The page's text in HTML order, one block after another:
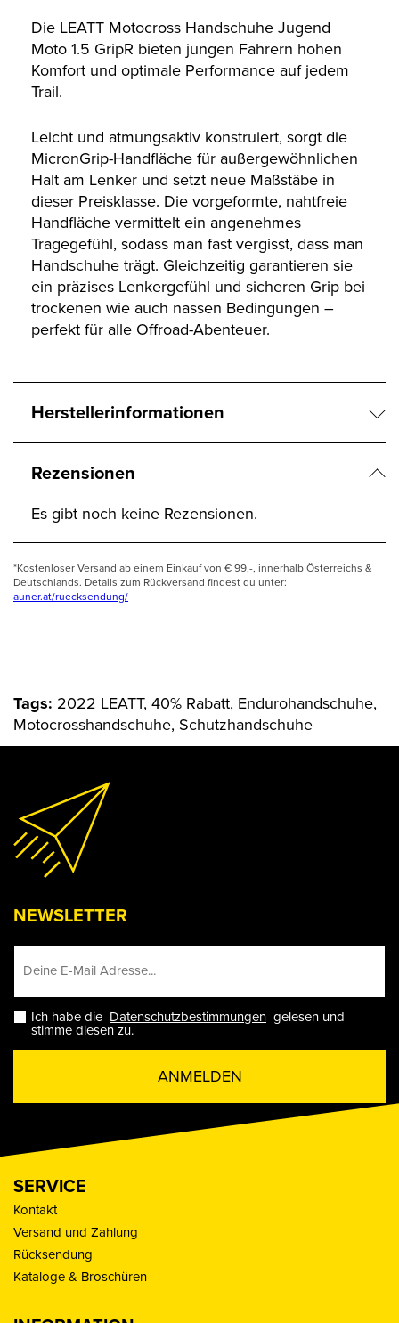
Die LEATT Motocross Handschuhe Jugend
Moto 1.5 GripR bieten jungen Fahrern hohen
Komfort und optimale Performance auf jedem
Trail.
Leicht und atmungsaktiv konstruiert, sorgt die
MicronGrip-Handfläche für außergewöhnlichen
Halt am Lenker und setzt neue Maßstäbe in
dieser Preisklasse. Die vorgeformte, nahtfreie
Handfläche vermittelt ein angenehmes
Tragegefühl, sodass man fast vergisst, dass man
Handschuhe trägt. Gleichzeitig garantieren sie
ein präzises Lenkergefühl und sicheren Grip bei
trockenen wie auch nassen Bedingungen –
perfekt für alle Offroad-Abenteuer.
Herstellerinformationen
Rezensionen
Es gibt noch keine Rezensionen.
*Kostenloser Versand ab einem Einkauf von € 99,-, innerhalb Österreichs &
Deutschlands. Details zum Rückversand findest du unter:
auner.at/ruecksendung/
Tags: 2022 LEATT, 40% Rabatt, Endurohandschuhe,
Motocrosshandschuhe, Schutzhandschuhe
NEWSLETTER
Ich habe die Datenschutzbestimmungen gelesen und
stimme diesen zu.
ANMELDEN
SERVICE
Kontakt
Versand und Zahlung
Rücksendung
Kataloge & Broschüren